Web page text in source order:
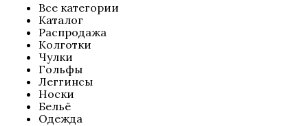
Все категории
Каталог
Распродажа
Колготки
Чулки
Гольфы
Леггинсы
Носки
Бельё
Одежда